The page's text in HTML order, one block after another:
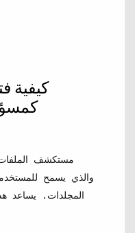
كيفية
مستكشف
المجلدات. يساعد